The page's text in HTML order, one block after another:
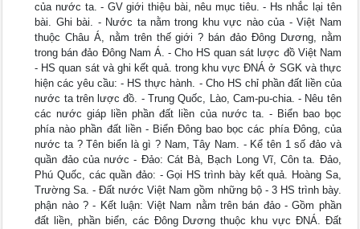
của nước ta. - GV giới thiệu bài, nêu mục tiêu. - Hs nhắc lại tên
bài. Ghi bài. - Nước ta nằm trong khu vực nào của - Việt Nam
thuộc Châu Á, nằm trên thế giới ? bán đảo Đông Dương, nằm
trong bán đảo Đông Nam Á. - Cho HS quan sát lược đồ Việt Nam
- HS quan sát và ghi kết quả. trong khu vực ĐNÁ ở SGK và thực
hiện các yêu cầu: - HS thực hành. - Cho HS chỉ phần đất liền của
nước ta trên lược đồ. - Trung Quốc, Lào, Cam-pu-chia. - Nêu tên
các nước giáp liền phần đất liền của nước ta. - Biển bao bọc
phía nào phần đất liền - Biển Đông bao bọc các phía Đông, của
nước ta ? Tên biển là gì ? Nam, Tây Nam. - Kể tên 1 số đảo và
quần đảo của nước - Đảo: Cát Bà, Bạch Long Vĩ, Côn ta. Đảo,
Phú Quốc, các quần đảo: - Gọi HS trình bày kết quả. Hoàng Sa,
Trường Sa. - Đất nước Việt Nam gồm những bộ - 3 HS trình bày.
phận nào ? - Kết luận: Việt Nam nằm trên bán đảo - Gồm phần
đất liền, phần biển, các Đông Dương thuộc khu vực ĐNÁ. Đất